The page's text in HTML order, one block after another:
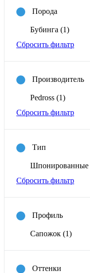
Порода
Бубинга (1)
Сбросить фильтр
Производитель
Pedross (1)
Сбросить фильтр
Тип
Шпонированные
Сбросить фильтр
Профиль
Сапожок (1)
Оттенки